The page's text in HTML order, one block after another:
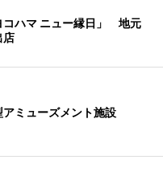
コハマ ニュー縁日」 地元
店
ミューズメント施設